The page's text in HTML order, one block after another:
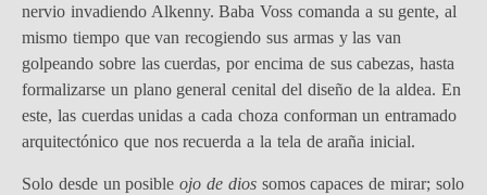
nervio invadiendo Alkenny. Baba Voss comanda a su gente, al
mismo tiempo que van recogiendo sus armas y las van
golpeando sobre las cuerdas, por encima de sus cabezas, hasta
formalizarse un plano general cenital del diseño de la aldea. En
este, las cuerdas unidas a cada choza conforman un entramado
arquitectónico que nos recuerda a la tela de araña inicial.
Solo desde un posibleojo de diossomos capaces de mirar; solo